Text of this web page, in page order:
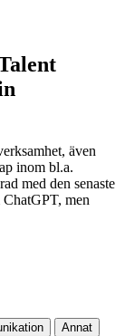
även
inom bl.a.
med den senaste
men
Annat